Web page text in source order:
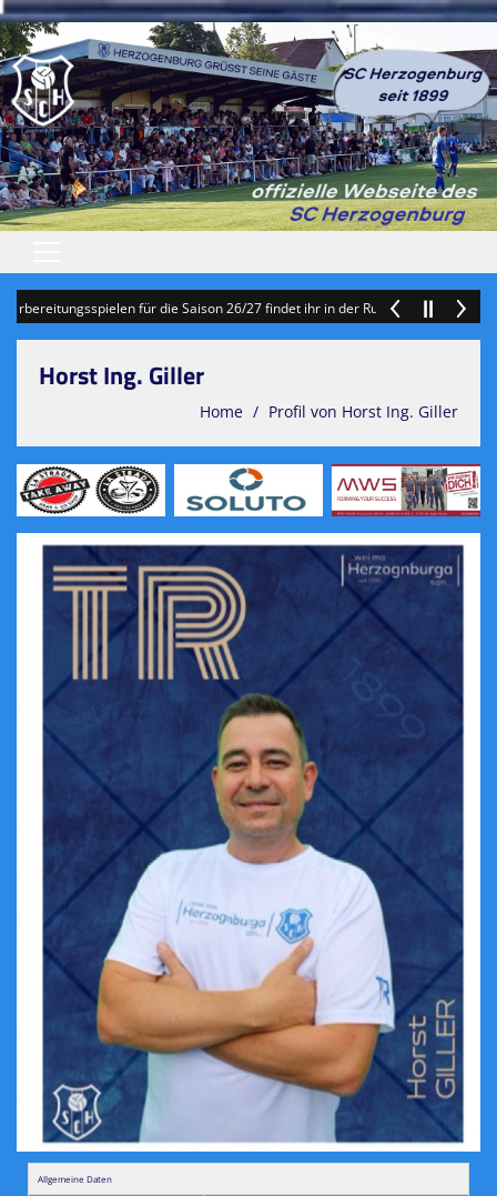
Startseite
Veranstaltungen
Patronanz/ Ballspende / Spende
Vereinsvorst./Jubiläumszeitung
Funktionäre und Trainer
Mannschaften /Spielstätten
Eintrittspr./Abos/Clubmitglied
Chronik
Bildergalerie
Kontaktformular
Link zu Ligaportal /Fan.at
Öffnungszeiten Kantine
für die Saison 26/27 findet ihr in der Rubrik "Termine" auf der
Horst Ing. Giller
Home Profil von Horst Ing. Giller
Allgemeine Daten